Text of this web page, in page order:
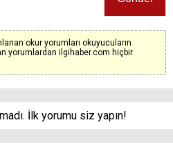
okur yorumları okuyucuların
yorumlardan ilgihaber.com hiçbir
İlk yorumu siz yapın!